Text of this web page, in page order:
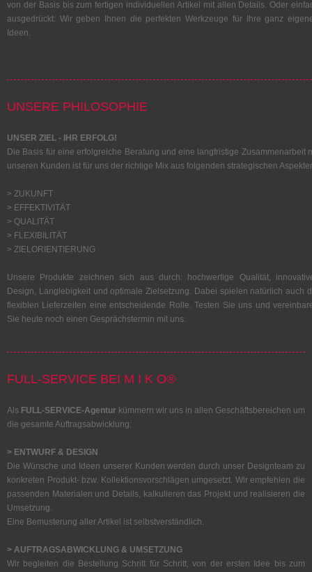
von der Basis bis zum fertigen individuellen Artikel mit allen Details. Oder
ausgedrückt: Wir geben Ihnen die perfekten Werkzeuge für Ihre ganz
Ideen.
UNSERE PHILOSOPHIE
UNSER ZIEL - IHR ERFOLG!
Die Basis für eine erfolgreiche Beratung und eine langfristige Zusammenarbeit
unseren Kunden ist für uns der richtige Mix aus folgenden strategischen
> ZUKUNFT
> EFFEKTIVITÄT
> QUALITÄT
> FLEXIBILITÄT
> ZIELORIENTIERUNG
Unsere Produkte zeichnen sich aus durch: hochwertige Qualität,
Design, Langlebigkeit und optimale Zielsetzung. Dabei spielen natürlich auch
flexiblen Lieferzeiten eine entscheidende Rolle. Testen Sie uns und
Sie heute noch einen Gesprächstermin mit uns.
FULL-SERVICE BEI M I K O®
Als FULL-SERVICE-Agentur kümmern wir uns in allen Geschäftsbereichen um
die gesamte Auftragsabwicklung:
> ENTWURF & DESIGN
Die Wünsche und Ideen unserer Kunden werden durch unser Designteam zu
konkreten Produkt- bzw. Kollektionsvorschlägen umgesetzt. Wir empfehlen die
passenden Materialen und Details, kalkulieren das Projekt und realisieren die
Umsetzung.
Eine Bemusterung aller Artikel ist selbstverständlich.
> AUFTRAGSABWICKLUNG & UMSETZUNG
Wir begleiten die Bestellung Schritt für Schritt, von der ersten Idee bis zum